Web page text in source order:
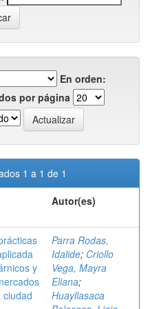
En orden:
por página
1 a 1 de 1
Autor(es)
y
ciudad
Parra Rodas,
Idalide; Criollo
Vega, Mayra
Eliana;
Huayllasaca